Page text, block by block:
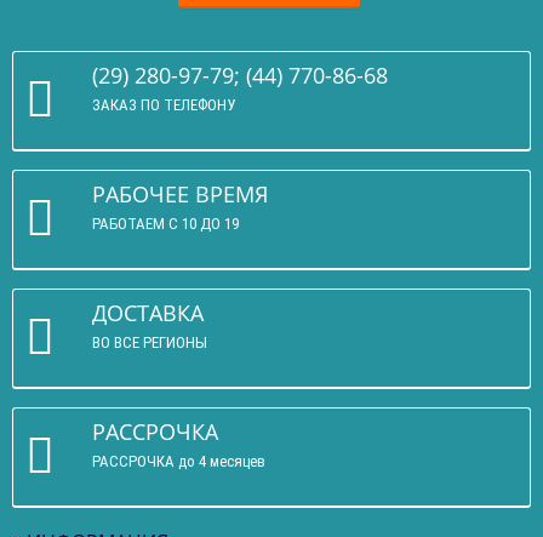
(29) 280-97-79; (44) 770-86-68
ЗАКАЗ ПО ТЕЛЕФОНУ
РАБОЧЕЕ ВРЕМЯ
РАБОТАЕМ С 10 ДО 19
ДОСТАВКА
ВО ВСЕ РЕГИОНЫ
РАССРОЧКА
РАССРОЧКА до 4 месяцев